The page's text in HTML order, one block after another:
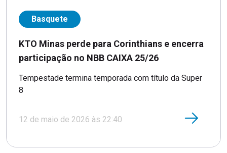
Basquete
KTO Minas perde para Corinthians e encerra
participação no NBB CAIXA 25/26
Tempestade termina temporada com título da Super
8
12 de maio de 2026 às 22:40